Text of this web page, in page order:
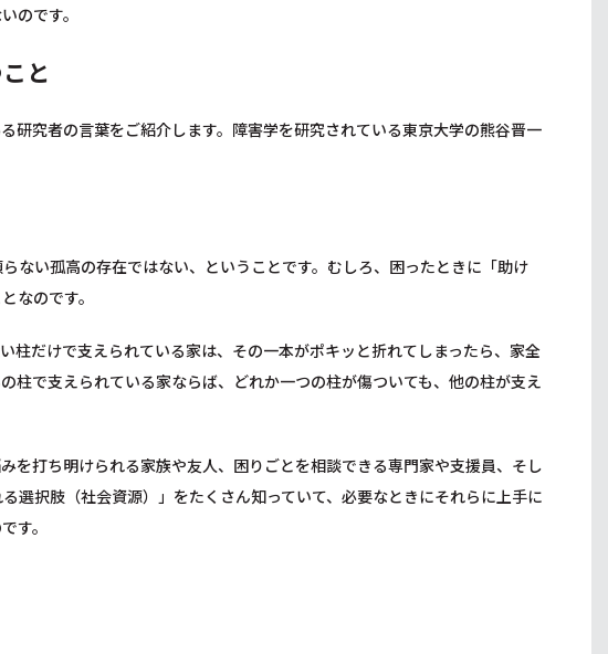
のです。
と
研究者の言葉をご紹介します。障害学を研究されている東京大学の熊谷晋一
ない孤高の存在ではない、ということです。むしろ、困ったときに「助け
なのです。
柱だけで支えられている家は、その一本がポキッと折れてしまったら、家全
柱で支えられている家ならば、どれか一つの柱が傷ついても、他の柱が支え
を打ち明けられる家族や友人、困りごとを相談できる専門家や支援員、そし
選択肢（社会資源）」をたくさん知っていて、必要なときにそれらに上手に
す。